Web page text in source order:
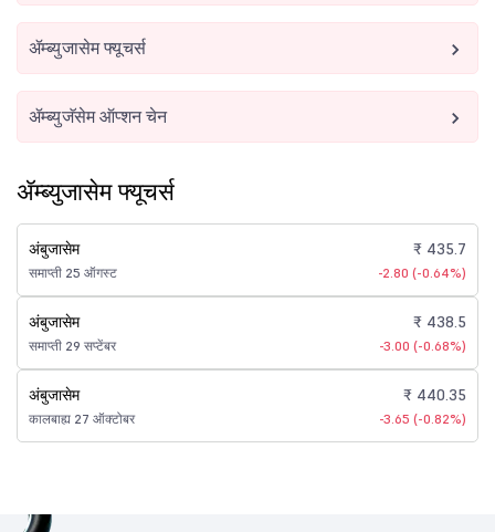
ॲम्ब्युजासेम फ्यूचर्स
ॲम्ब्युजॅसेम ऑप्शन चेन
ॲम्ब्युजासेम फ्यूचर्स
अंबुजासेम
समाप्ती 25 ऑगस्ट
₹ 435.7
-2.80 (-0.64%)
अंबुजासेम
समाप्ती 29 सप्टेंबर
₹ 438.5
-3.00 (-0.68%)
अंबुजासेम
कालबाह्य 27 ऑक्टोबर
₹ 440.35
-3.65 (-0.82%)